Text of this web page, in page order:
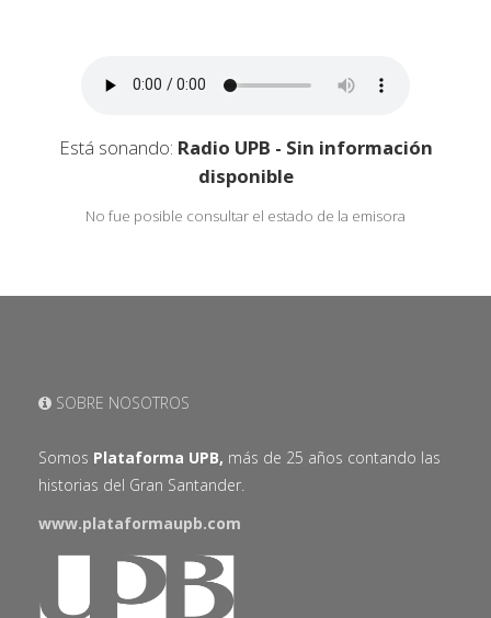
Está sonando: Radio UPB - Sin información
disponible
No fue posible consultar el estado de la emisora
SOBRE NOSOTROS
Somos Plataforma UPB, más de 25 años contando las
historias del Gran Santander.
www.plataformaupb.com